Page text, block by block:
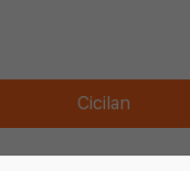
Cicilan